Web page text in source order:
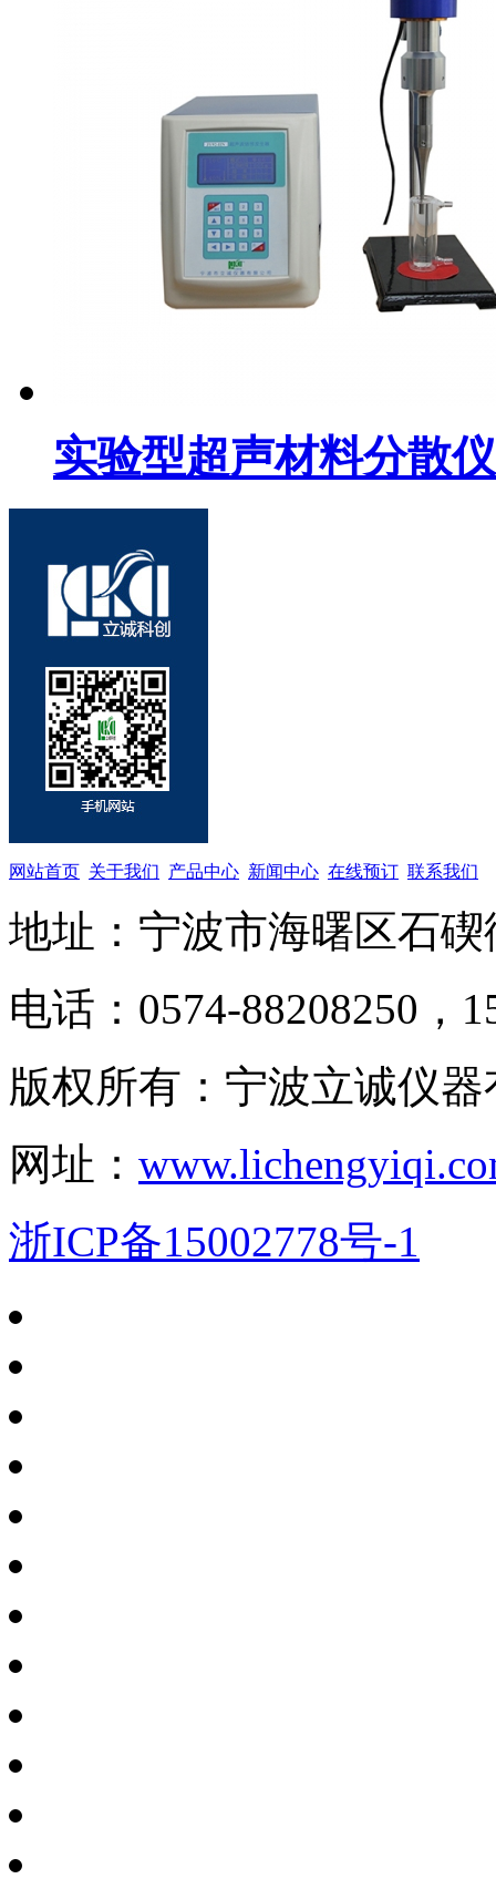
实验型超声材料分散仪
网站首页 关于我们 产品中心 新闻中心 在线预订 联系我们
地址：宁波市海曙区石
电话：0574-88208250，
版权所有：宁波立诚仪
网址：
浙ICP备15002778号-1